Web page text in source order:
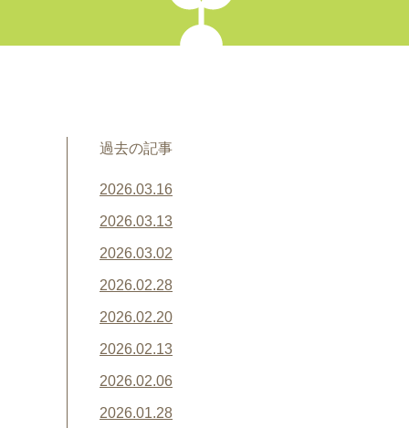
過去の記事
2026.03.16
2026.03.13
2026.03.02
2026.02.28
2026.02.20
2026.02.13
2026.02.06
2026.01.28